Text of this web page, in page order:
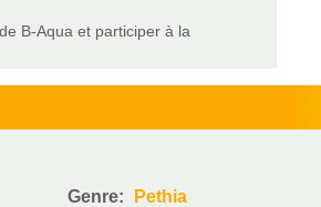
B-Aqua et participer à la
Genre: Pethia